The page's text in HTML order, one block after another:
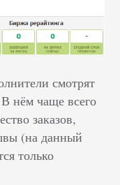
смотрят
нём чаще всего
заказов,
(на данный
только